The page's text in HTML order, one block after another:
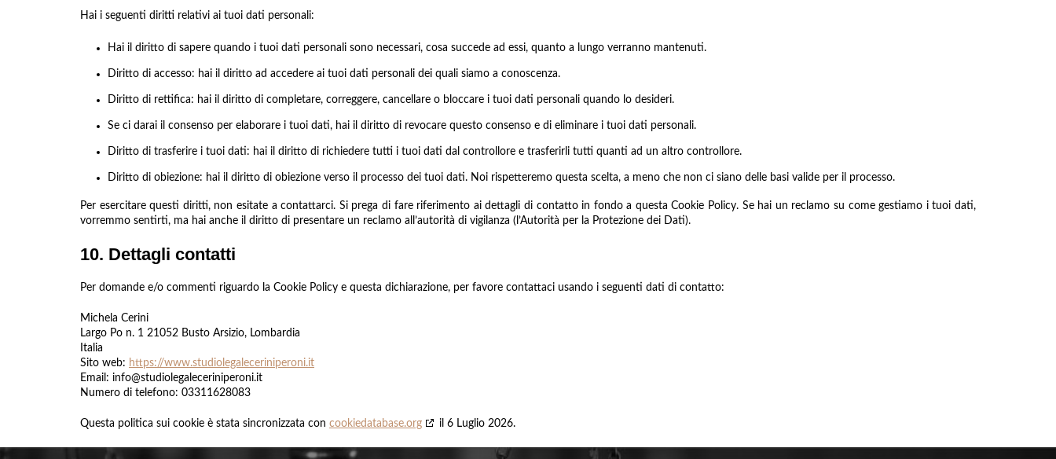
Hai i seguenti diritti relativi ai tuoi dati personali:
Hai il diritto di sapere quando i tuoi dati personali sono necessari, cosa succede ad essi, quanto a lungo verranno mantenuti.
Diritto di accesso: hai il diritto ad accedere ai tuoi dati personali dei quali siamo a conoscenza.
Diritto di rettifica: hai il diritto di completare, correggere, cancellare o bloccare i tuoi dati personali quando lo desideri.
Se ci darai il consenso per elaborare i tuoi dati, hai il diritto di revocare questo consenso e di eliminare i tuoi dati personali.
Diritto di trasferire i tuoi dati: hai il diritto di richiedere tutti i tuoi dati dal controllore e trasferirli tutti quanti ad un altro controllore.
Diritto di obiezione: hai il diritto di obiezione verso il processo dei tuoi dati. Noi rispetteremo questa scelta, a meno che non ci siano delle basi valide per il processo.
Per esercitare questi diritti, non esitate a contattarci. Si prega di fare riferimento ai dettagli di contatto in fondo a questa Cookie Policy. Se hai un reclamo su come gestiamo i tuoi dati,
vorremmo sentirti, ma hai anche il diritto di presentare un reclamo all’autorità di vigilanza (l’Autorità per la Protezione dei Dati).
10. Dettagli contatti
Per domande e/o commenti riguardo la Cookie Policy e questa dichiarazione, per favore contattaci usando i seguenti dati di contatto:
Michela Cerini
Largo Po n. 1 21052 Busto Arsizio, Lombardia
Italia
Sito web: https://www.studiolegaleceriniperoni.it
Email: info@studiolegaleceriniperoni.it
Numero di telefono: 03311628083
Questa politica sui cookie è stata sincronizzata con cookiedatabase.org il 6 Luglio 2026.